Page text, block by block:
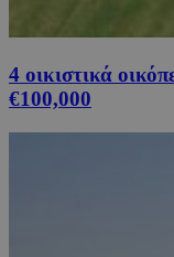
4 οικιστικά
€100,000